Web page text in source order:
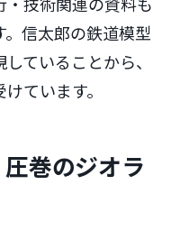
信太郎の鉄道模型
ていることから、
ています。
巻のジオラ